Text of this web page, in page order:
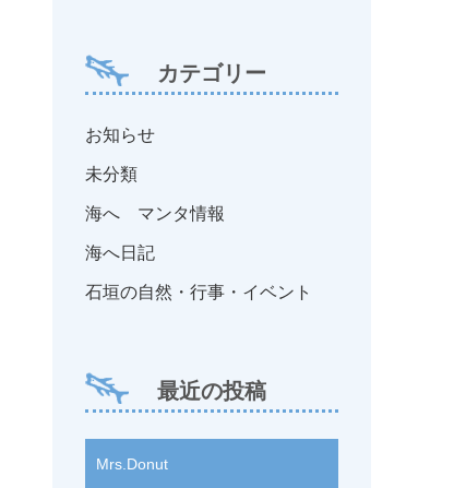
カテゴリー
お知らせ
未分類
海へ マンタ情報
海へ日記
石垣の自然・行事・イベント
最近の投稿
Mrs.Donut